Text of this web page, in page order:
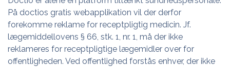
På doctios gratis webapplikation vil der derfor
forekomme reklame for receptpligtig medicin. Jf.
lægemiddellovens § 66, stk. 1, nr. 1, må der ikke
reklameres for receptpligtige lægemidler over for
offentligheden. Ved offentlighed forstås enhver, der ikke